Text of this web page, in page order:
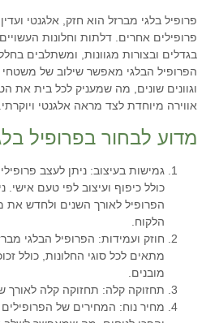
פרופיל בלגי מברזל הוא חזק, אלגנטי
פרופילים אחרים. דלתות וחלונות
בגדלים ובצורות מגוונות, ומשתלבים
הפרופיל הבלגי מאפשר שילוב של
וגוונים שונים, מה שמעניק לכל בית את
אווירה מיוחדת לצד מראה אלגנטי ויוקרתי.
מדוע לבחור בפרופיל
גמישות בעיצוב: ניתן לעצב
כולל כיפוף ועיצוב לפי טעם
הפרופיל לאורך השנים ולחדש
הלקוח.
חוזק ועמידות: הפרופיל הבלגי
מתאים לכל סוגי החלונות, כולל
מובנים.
תחזוקה קלה: תחזוקה קלה לאורך
מחיר נוח: המחירים של